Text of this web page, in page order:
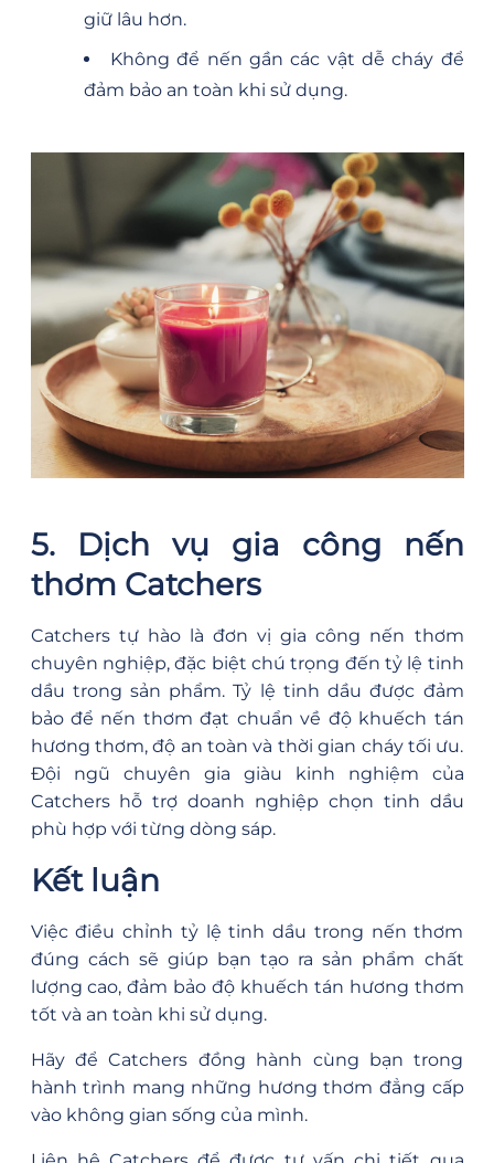
giữ lâu hơn.
Không để nến gần các vật dễ cháy để
đảm bảo an toàn khi sử dụng.
5. Dịch vụ gia công nến
thơm Catchers
Catchers tự hào là đơn vị gia công nến thơm
chuyên nghiệp, đặc biệt chú trọng đến tỷ lệ tinh
dầu trong sản phẩm. Tỷ lệ tinh dầu được đảm
bảo để nến thơm đạt chuẩn về độ khuếch tán
hương thơm, độ an toàn và thời gian cháy tối ưu.
Đội ngũ chuyên gia giàu kinh nghiệm của
Catchers hỗ trợ doanh nghiệp chọn tinh dầu
phù hợp với từng dòng sáp.
Kết luận
Việc điều chỉnh tỷ lệ tinh dầu trong nến thơm
đúng cách sẽ giúp bạn tạo ra sản phẩm chất
lượng cao, đảm bảo độ khuếch tán hương thơm
tốt và an toàn khi sử dụng.
Hãy để Catchers đồng hành cùng bạn trong
hành trình mang những hương thơm đẳng cấp
vào không gian sống của mình.